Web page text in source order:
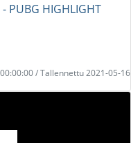
PUBG HIGHLIGHT
/ Tallennettu 2021-05-16